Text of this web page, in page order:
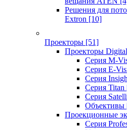
Решения для
Extron [10]
Проекторы [51]
Проекторы
Серия M-
Серия E-
Серия
Серия Titan
Серия
Объективы
Проекционные
Серия